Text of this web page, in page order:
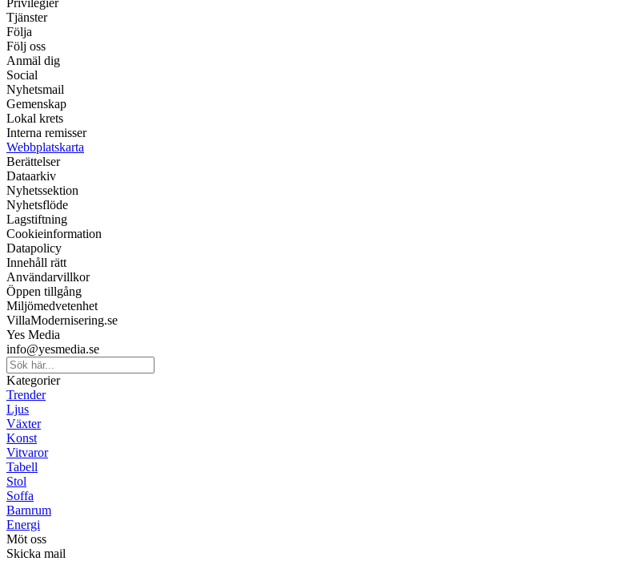
Privilegier
Tjänster
Följa
Följ oss
Anmäl dig
Social
Nyhetsmail
Gemenskap
Lokal krets
Interna remisser
Webbplatskarta
Berättelser
Dataarkiv
Nyhetssektion
Nyhetsflöde
Lagstiftning
Cookieinformation
Datapolicy
Innehåll rätt
Användarvillkor
Öppen tillgång
Miljömedvetenhet
VillaModernisering.se
Yes Media
info@yesmedia.se
Kategorier
Trender
Ljus
Växter
Konst
Vitvaror
Tabell
Stol
Soffa
Barnrum
Energi
Möt oss
Skicka mail